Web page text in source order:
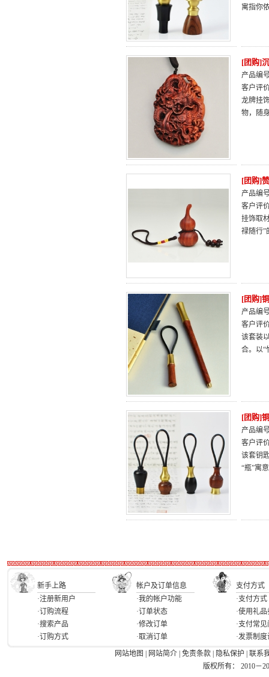
寓指你
[团购]
产品编
客户评
龙牌挂
物，随
[团购]
产品编
客户评
挂饰取
禄随行”
[团购]
产品编
客户评
该套装
合。以“
[团购]
产品编
客户评
该套钥
“瓶”寓
新手上路 帐户及订单信息
支付方式
·注册新用户
·订购流程
·搜索产品
·订购方式
·我的帐户功能
·订单状态
·修改订单
·取消订单
·支付方式
·使用礼品
·支付常
·发票制
网站地图
网站简介 免责条款 隐私保护
联系
版权所有： 2010－